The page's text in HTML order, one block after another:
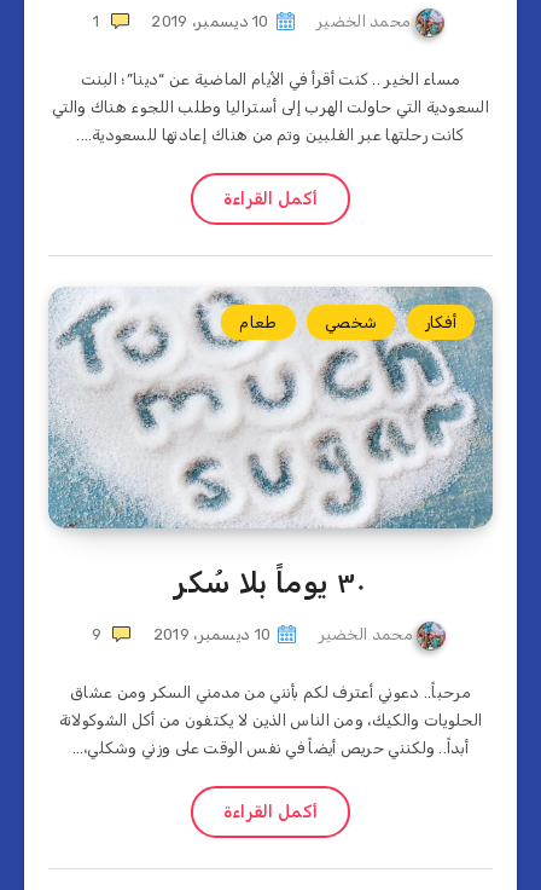
محمد الخضير 10 ديسمبر، 2019 1
مساء الخير .. كنت أقرأ في الأيام الماضية عن “دينا”؛ البنت
السعودية التي حاولت الهرب إلى أستراليا وطلب اللجوء هناك والتي
كانت رحلتها عبر الفلبين وتم من هناك إعادتها للسعودية….
أكمل القراءة
أفكار شخصي طعام
٣٠ يوماً بلا سُكر
محمد الخضير 10 ديسمبر، 2019 9
مرحباً.. دعوني أعترف لكم بأنني من مدمني السكر ومن عشاق
الحلويات والكيك، ومن الناس الذين لا يكتفون من أكل الشوكولاتة
أبداً.. ولكنني حريص أيضاً في نفس الوقت على وزني وشكلي،…
أكمل القراءة